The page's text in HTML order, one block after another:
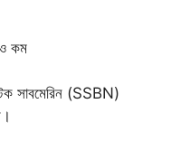
কম
সাবমেরিন (SSBN)